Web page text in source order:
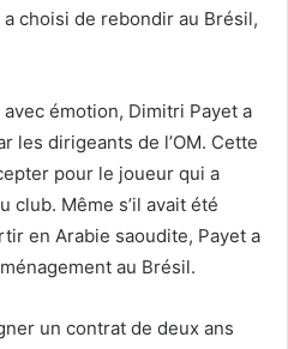
choisi de rebondir au Brésil,
émotion, Dimitri Payet a
les dirigeants de l’OM. Cette
pour le joueur qui a
club. Même s’il avait été
en Arabie saoudite, Payet a
au Brésil.
un contrat de deux ans